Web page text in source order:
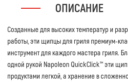
ОПИСАНИЕ
Созданные для высоких температур и
работы, эти щипцы для гриля премиум-
инструмент для каждого мастера гриля.
одной рукой Napoleon QuickClick™ эти
продуктами легкой, а хранение в